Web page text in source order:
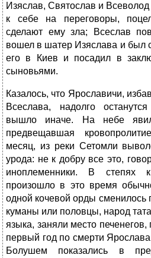
Изяслав, Святослав и
к себе на переговоры,
сделают ему зла; Всеслав
вошел в шатер Изяслава и был
его в Киев и посадил в
сыновьями.
Казалось, что Ярославичи,
Всеслава, надолго
вышло иначе. На небе
предвещавшая
месяц, из реки Сетомли
урода: не к добру все это,
иноплеменники. В степях
произошло в это время
одной кочевой орды сменилось
куманы или половцы, народ
языка, заняли место
первый год по смерти
Болушем показались в